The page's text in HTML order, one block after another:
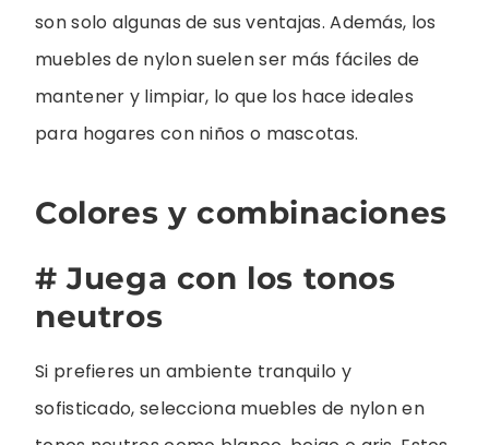
son solo algunas de sus ventajas. Además, los
muebles de nylon suelen ser más fáciles de
mantener y limpiar, lo que los hace ideales
para hogares con niños o mascotas.
Colores y combinaciones
# Juega con los tonos
neutros
Si prefieres un ambiente tranquilo y
sofisticado, selecciona muebles de nylon en